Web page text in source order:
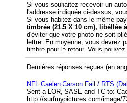
Si vous souhaitez recevoir un
l'addresse indiquée ci-dessus,
Si vous habitez dans le même
timbrée (21.5 X 10 cm), libéllée
d'éviter que votre photo ne soit
lettre. En moyenne, vous devrez
timbre pour le retour. Vous
Dernières réponses reçues (en
NFL Caelen Carson Fail / RTS
Sent a LOR, SASE and TC to:
http://surfmypictures.com/image/